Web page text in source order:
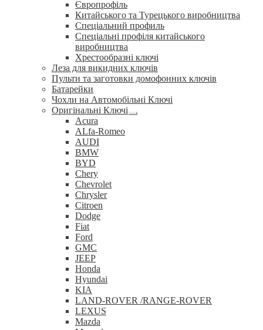
Європрофіль
Китайського та Турецького виробництва
Спеціальний профиль
Спеціальні профіля китайського
виробництва
Хрестообразні ключі
Леза для викидних ключів
Пульти та заготовки домофонних ключів
Батарейки
Чохли на Автомобільні Ключі
Оригінальні Ключі
Розгорнуте
Acura
ALfa-Romeo
AUDI
BMW
BYD
Chery
Chevrolet
Chrysler
Citroen
Dodge
Fiat
Ford
GMC
JEEP
Honda
Hyundai
KIA
LAND-ROVER /RANGE-ROVER
LEXUS
Mazda